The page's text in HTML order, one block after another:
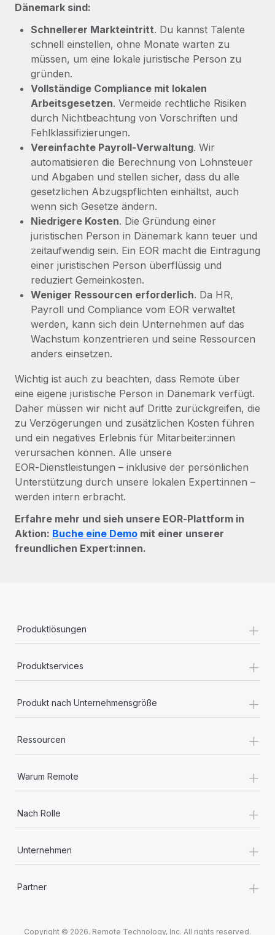
Dänemark sind:
Schnellerer Markteintritt. Du kannst Talente
schnell einstellen, ohne Monate warten zu
müssen, um eine lokale juristische Person zu
gründen.
Vollständige Compliance mit lokalen
Arbeitsgesetzen. Vermeide rechtliche Risiken
durch Nichtbeachtung von Vorschriften und
Fehlklassifizierungen.
Vereinfachte Payroll‑Verwaltung. Wir
automatisieren die Berechnung von Lohnsteuer
und Abgaben und stellen sicher, dass du alle
gesetzlichen Abzugspflichten einhältst, auch
wenn sich Gesetze ändern.
Niedrigere Kosten. Die Gründung einer
juristischen Person in Dänemark kann teuer und
zeitaufwendig sein. Ein EOR macht die Eintragung
einer juristischen Person überflüssig und
reduziert Gemeinkosten.
Weniger Ressourcen erforderlich. Da HR,
Payroll und Compliance vom EOR verwaltet
werden, kann sich dein Unternehmen auf das
Wachstum konzentrieren und seine Ressourcen
anders einsetzen.
Wichtig ist auch zu beachten, dass Remote über
eine eigene juristische Person in Dänemark verfügt.
Daher müssen wir nicht auf Dritte zurückgreifen, die
zu Verzögerungen und zusätzlichen Kosten führen
und ein negatives Erlebnis für Mitarbeiter:innen
verursachen können. Alle unsere
EOR‑Dienstleistungen – inklusive der persönlichen
Unterstützung durch unsere lokalen Expert:innen –
werden intern erbracht.
Erfahre mehr und sieh unsere EOR‑Plattform in
Aktion: Buche eine Demo mit einer unserer
freundlichen Expert:innen.
Produktlösungen +
Produktservices +
Produkt nach Unternehmensgröße +
Ressourcen +
Warum Remote +
Nach Rolle +
Unternehmen +
Partner +
Copyright © 2026. Remote Technology, Inc. All rights reserved.